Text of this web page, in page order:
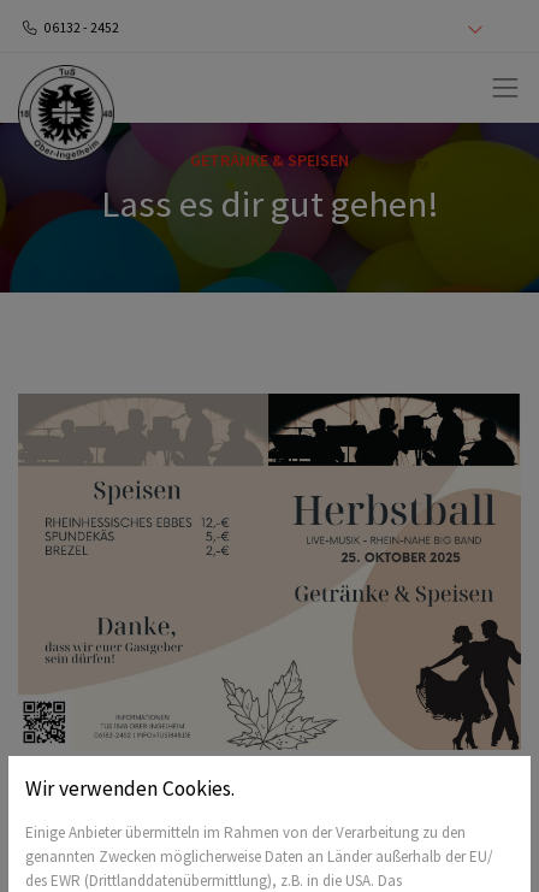
06132 - 2452
GETRÄNKE & SPEISEN
Lass es dir gut gehen!
Wir verwenden Cookies.
Einige Anbieter übermitteln im Rahmen von der Verarbeitung zu den
genannten Zwecken möglicherweise Daten an Länder außerhalb der EU/
des EWR (Drittlanddatenübermittlung), z.B. in die USA. Das